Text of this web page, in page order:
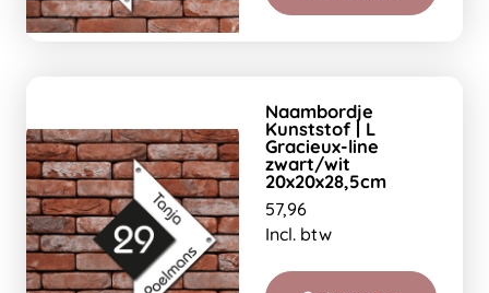
Naambordje
Kunststof | L
Gracieux-line
zwart/wit
20x20x28,5cm
57,96
Incl. btw